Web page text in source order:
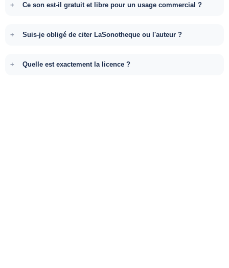
Ce son est-il gratuit et libre pour un usage commercial ?
Suis-je obligé de citer LaSonotheque ou l'auteur ?
Quelle est exactement la licence ?